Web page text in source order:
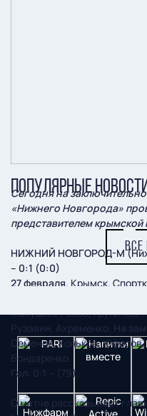
Сегодня на
«Нижнего Новгорода»
представителем
НИЖНИЙ НОВГОРОД-М
– 0:1 (0:0)
27 февраля. Крымск.
Макушин, Раков, Груничев,
Рузавин, Ахременко. На
Семенов, Коньков,
Бондаренко.
Гол: 0:1 – (79).
О матче рассказывает
ПОПУЛЯРНЫЕ
ВСЕ